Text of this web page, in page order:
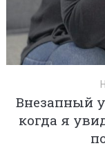
Внезапный
когда я